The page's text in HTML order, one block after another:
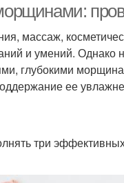
массаж,
и умений. Однако
глубокими
ее
три